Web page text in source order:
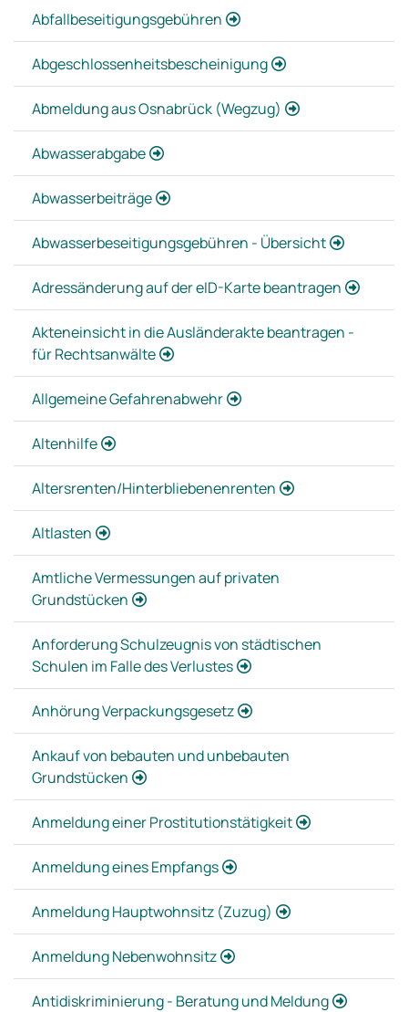
Abfallbeseitigungsgebühren
Abgeschlossenheitsbescheinigung
Abmeldung aus Osnabrück (Wegzug)
Abwasserabgabe
Abwasserbeiträge
Abwasserbeseitigungsgebühren - Übersicht
Adressänderung auf der eID-Karte beantragen
Akteneinsicht in die Ausländerakte beantragen -
für Rechtsanwälte
Allgemeine Gefahrenabwehr
Altenhilfe
Altersrenten/Hinterbliebenenrenten
Altlasten
Amtliche Vermessungen auf privaten
Grundstücken
Anforderung Schulzeugnis von städtischen
Schulen im Falle des Verlustes
Anhörung Verpackungsgesetz
Ankauf von bebauten und unbebauten
Grundstücken
Anmeldung einer Prostitutionstätigkeit
Anmeldung eines Empfangs
Anmeldung Hauptwohnsitz (Zuzug)
Anmeldung Nebenwohnsitz
Antidiskriminierung - Beratung und Meldung